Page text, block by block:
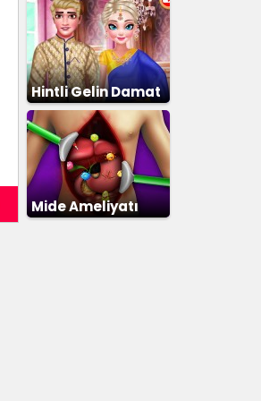
Hintli Gelin Damat
Giydirme
Mide Ameliyatı